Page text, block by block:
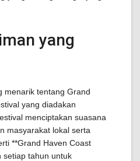
yang
menarik tentang Grand
yang diadakan
menciptakan suasana
masyarakat lokal serta
**Grand Haven Coast
setiap tahun untuk